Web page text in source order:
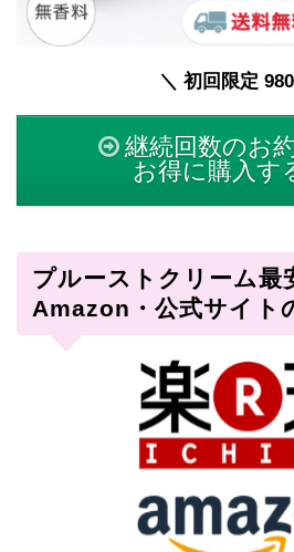
＼ 初回限定
継続回数のお
お得に購入す
プルーストクリーム最
Amazon・公式サイト